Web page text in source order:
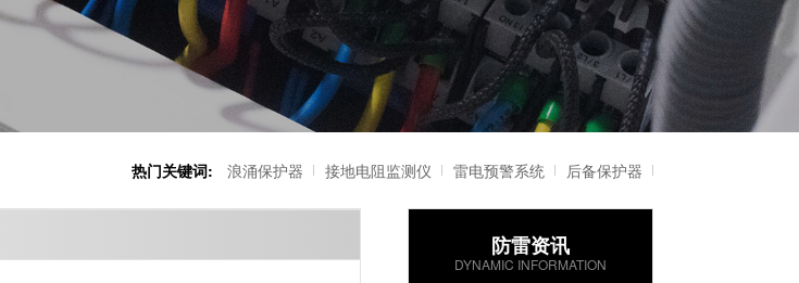
热门关键词: 浪涌保护器 接地电阻监测仪 雷电预警系统 后备保护器
雷电记录仪 智能防雷系统
防雷资讯
DYNAMIC INFORMATION